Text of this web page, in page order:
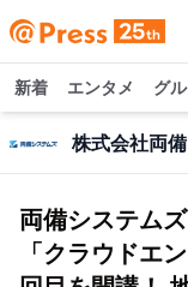
新着 エンタメ グ
株式会社両
両備システム
「クラウドエ